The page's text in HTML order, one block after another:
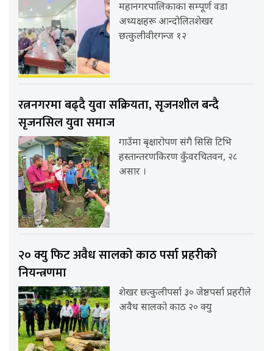
महानगरपालिकाका सम्पूर्ण वडा
अध्यक्षहरू आन्दोलितशेखर
छत्कुलीवीरगन्ज १२
रत्ननगरमा बढ्दै युवा सक्रियता, सृजनशील बन्दै
सृजनसिल युवा समाज
गाउँमा बृक्षारोपण संगै सिसि टिभि
हस्तान्तरणकिरण कुँवरचितवन, २८
असार ।
२० क्यु फिट अवैध सालको काठ पर्सा प्रहरीको
नियन्त्रणमा
शेखर छत्कुलीपर्सा ३० जेष्ठपर्सा प्रहरीले
अवैध सालको काठ २० क्यु